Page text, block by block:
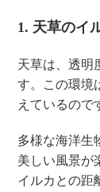
1. 天草のイ
天草は、透明
す。この環境
えているので
多様な海洋生
美しい風景が
イルカとの距